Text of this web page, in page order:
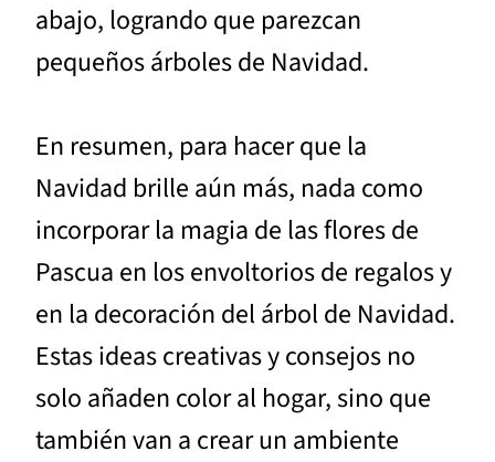
abajo, logrando que parezcan
pequeños árboles de Navidad.
En resumen, para hacer que la
Navidad brille aún más, nada como
incorporar la magia de las flores de
Pascua en los envoltorios de regalos y
en la decoración del árbol de Navidad.
Estas ideas creativas y consejos no
solo añaden color al hogar, sino que
también van a crear un ambiente